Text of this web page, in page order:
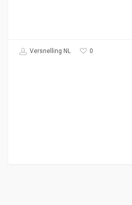
Versnelling NL 0